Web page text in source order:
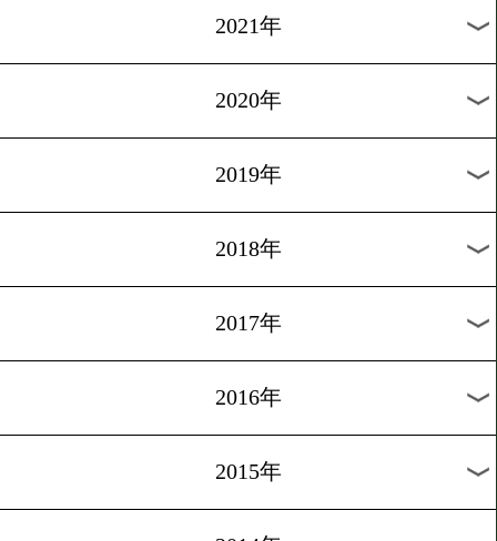
過去のニュース
2025年
2024年